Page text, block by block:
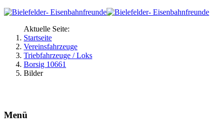
Aktuelle Seite:
Startseite
Vereinsfahrzeuge
Triebfahrzeuge / Loks
Borsig 10661
Bilder
Menü